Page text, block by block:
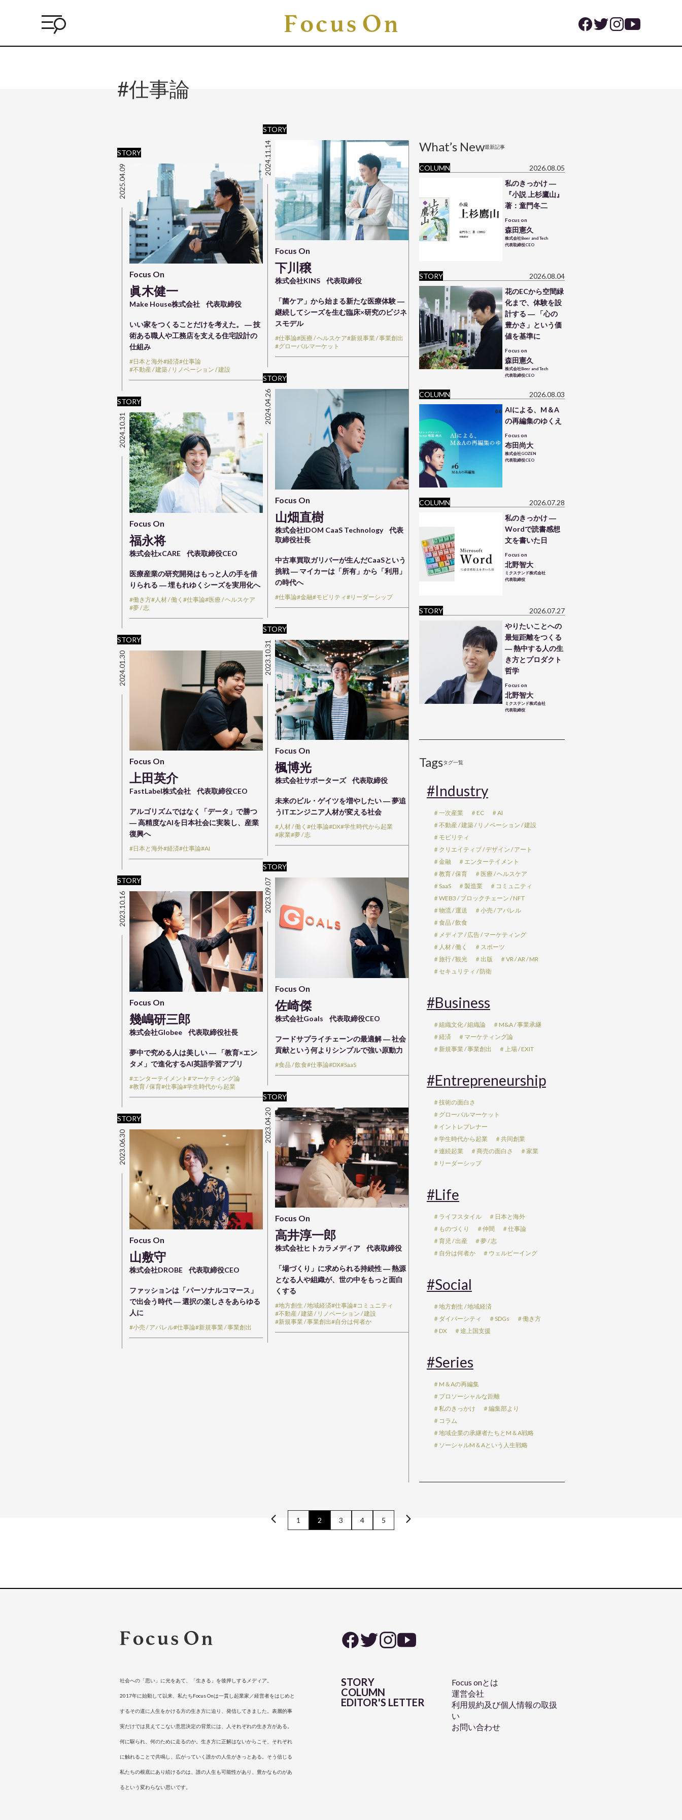
#仕事論
STORY
2025.04.09
Focus On
眞木健一
Make House株式会社代表取締役
いい家をつくることだけを考えた。 ― 技
術ある職人や工務店を支える住宅設計の
仕組み
#日本と海外#経済#仕事論
#不動産 / 建築 / リノベーション / 建設
STORY
2024.10.31
Focus On
福永将
株式会社xCARE代表取締役CEO
医療産業の研究開発はもっと人の手を借
りられる ― 埋もれゆくシーズを実用化へ
#働き方#人材 / 働く#仕事論#医療 / ヘルスケア
#夢 / 志
STORY
2024.01.30
Focus On
上田英介
FastLabel株式会社代表取締役CEO
アルゴリズムではなく「データ」で勝つ
― 高精度なAIを日本社会に実装し、産業
復興へ
#日本と海外#経済#仕事論#AI
STORY
2023.10.16
Focus On
幾嶋研三郎
株式会社Globee代表取締役社長
夢中で究める人は美しい ― 「教育×エン
タメ」で進化するAI英語学習アプリ
#エンターテイメント#マーケティング論
#教育 / 保育#仕事論#学生時代から起業
STORY
2023.06.30
Focus On
山敷守
株式会社DROBE代表取締役CEO
ファッションは「パーソナルコマース」
で出会う時代 ― 選択の楽しさをあらゆる
人に
#小売 / アパレル#仕事論#新規事業 / 事業創出
STORY
2024.11.14
Focus On
下川穣
株式会社KINS代表取締役
「菌ケア」から始まる新たな医療体験 ―
継続してシーズを生む臨床×研究のビジネ
スモデル
#仕事論#医療 / ヘルスケア#新規事業 / 事業創出
#グローバルマーケット
STORY
2024.04.26
Focus On
山畑直樹
株式会社IDOM CaaS Technology代表
取締役社長
中古車買取ガリバーが生んだCaaSという
挑戦 ― マイカーは「所有」から「利用」
の時代へ
#仕事論#金融#モビリティ#リーダーシップ
STORY
2023.10.31
Focus On
楓博光
株式会社サポーターズ代表取締役
未来のビル・ゲイツを増やしたい ― 夢追
うITエンジニア人材が変える社会
#人材 / 働く#仕事論#DX#学生時代から起業
#家業#夢 / 志
STORY
2023.09.07
Focus On
佐崎傑
株式会社Goals代表取締役CEO
フードサプライチェーンの最適解 ― 社会
貢献という何よりシンプルで強い原動力
#食品 / 飲食#仕事論#DX#SaaS
STORY
2023.04.20
Focus On
高井淳一郎
株式会社ヒトカラメディア代表取締役
「場づくり」に求められる持続性 ― 熱源
となる人や組織が、世の中をもっと面白
くする
#地方創生 / 地域経済#仕事論#コミュニティ
#不動産 / 建築 / リノベーション / 建設
#新規事業 / 事業創出#自分は何者か
1 2 3 4 5
What’s New最新記事
COLUMN
2026.08.05
私のきっかけ ―
『小説 上杉鷹山』
著：童門冬二
Focus on
森田憲久
株式会社Beer and Tech
代表取締役CEO
STORY
2026.08.04
花のECから空間緑
化まで、体験を設
計する ― 「心の
豊かさ」という価
値を基準に
Focus on
森田憲久
株式会社Beer and Tech
代表取締役CEO
COLUMN
2026.08.03
AIによる、M＆A
の再編集のゆくえ
Focus on
布田尚大
株式会社GOZEN
代表取締役CEO
COLUMN
2026.07.28
私のきっかけ ―
Wordで読書感想
文を書いた日
Focus on
北野智大
ミクステンド株式会社
代表取締役
STORY
2026.07.27
やりたいことへの
最短距離をつくる
― 熱中する人の生
き方とプロダクト
哲学
Focus on
北野智大
ミクステンド株式会社
代表取締役
Tagsタグ一覧
#Industry
＃一次産業 ＃EC
＃AI
＃不動産 / 建築 / リノベーション / 建設
＃モビリティ
＃クリエイティブ / デザイン / アート
＃金融
＃エンターテイメント
＃教育 / 保育
＃医療 / ヘルスケア
＃SaaS
＃製造業
＃コミュニティ
＃WEB3 / ブロックチェーン / NFT
＃物流 / 運送
＃小売 / アパレル
＃食品 / 飲食
＃メディア / 広告 / マーケティング
＃人材 / 働く
＃スポーツ
＃旅行 / 観光
＃出版
＃VR / AR / MR
＃セキュリティ / 防衛
#Business
＃組織文化 / 組織論
＃M&A / 事業承継
＃経済
＃マーケティング論
＃新規事業 / 事業創出
＃上場 / EXIT
#Entrepreneurship
＃技術の面白さ
＃グローバルマーケット
＃イントレプレナー
＃学生時代から起業
＃共同創業
＃連続起業
＃商売の面白さ
＃家業
＃リーダーシップ
#Life
＃ライフスタイル
＃日本と海外
＃ものづくり
＃仲間
＃仕事論
＃育児 / 出産
＃夢 / 志
＃自分は何者か
＃ウェルビーイング
#Social
＃地方創生 / 地域経済
＃ダイバーシティ
＃SDGs
＃働き方
＃DX
＃途上国支援
#Series
＃M＆Aの再編集
＃プロソーシャルな距離
＃私のきっかけ
＃編集部より
＃コラム
＃地域企業の承継者たちとM＆A戦略
＃ソーシャルM＆Aという人生戦略
社会への「思い」に光をあて、「生きる」を後押しするメディア。
2017年に始動して以来、私たちFocus Onは一貫し起業家／経営者をはじめと
するその道に人生をかける方の生き方に迫り、発信してきました。表層的事
実だけでは見えてこない意思決定の背景には、人それぞれの生き方がある。
何に駆られ、何のために走るのか。生き方に正解はないからこそ、それぞれ
に触れることで共鳴し、広がっていく誰かの人生がきっとある。そう信じる
私たちの根底にあり続けるのは、誰の人生も可能性があり、豊かなものがあ
るという変わらない思いです。
STORY
COLUMN
EDITOR'S LETTER
Focus onとは
運営会社
利用規約及び個人情報の取扱
い
お問い合わせ